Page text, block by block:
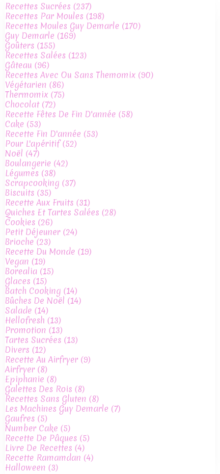
Recettes Sucrées (237)
Recettes Par Moules (198)
Recettes Moules Guy Demarle (170)
Guy Demarle (169)
Goûters (155)
Recettes Salées (123)
Gâteau (96)
Recettes Avec Ou Sans Themomix (90)
Végétarien (86)
Thermomix (75)
Chocolat(72)
Recette Fêtes De Fin D'année (58)
Cake (53)
Recette Fin D'année (53)
Pour L'apéritif(52)
Noël (47)
Boulangerie (42)
Légumes (38)
Scrapcooking (37)
Biscuits (35)
Recette Aux Fruits (31)
Quiches Et Tartes Salées (28)
Cookies (26)
Petit Déjeuner (24)
Brioche(23)
Recette Du Monde (19)
Vegan (19)
Borealia (15)
Glaces (15)
Batch Cooking (14)
Bûches De Noël (14)
Salade (14)
Hellofresh (13)
Promotion (13)
Tartes Sucrées (13)
Divers (12)
Recette Au Airfryer (9)
Airfryer (8)
Epiphanie (8)
Galettes Des Rois (8)
Recettes Sans Gluten (8)
Les Machines Guy Demarle (7)
Gaufres (5)
Number Cake (5)
Recette De Pâques (5)
Livre De Recettes (4)
Recette Ramamdan (4)
Halloween (3)